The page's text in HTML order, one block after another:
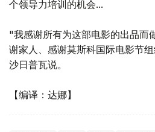
个领导力培训的机会...
"我感谢所有为这部电影的出品而
谢家人、感谢莫斯科国际电影节
沙日普瓦说。
【编译：达娜】